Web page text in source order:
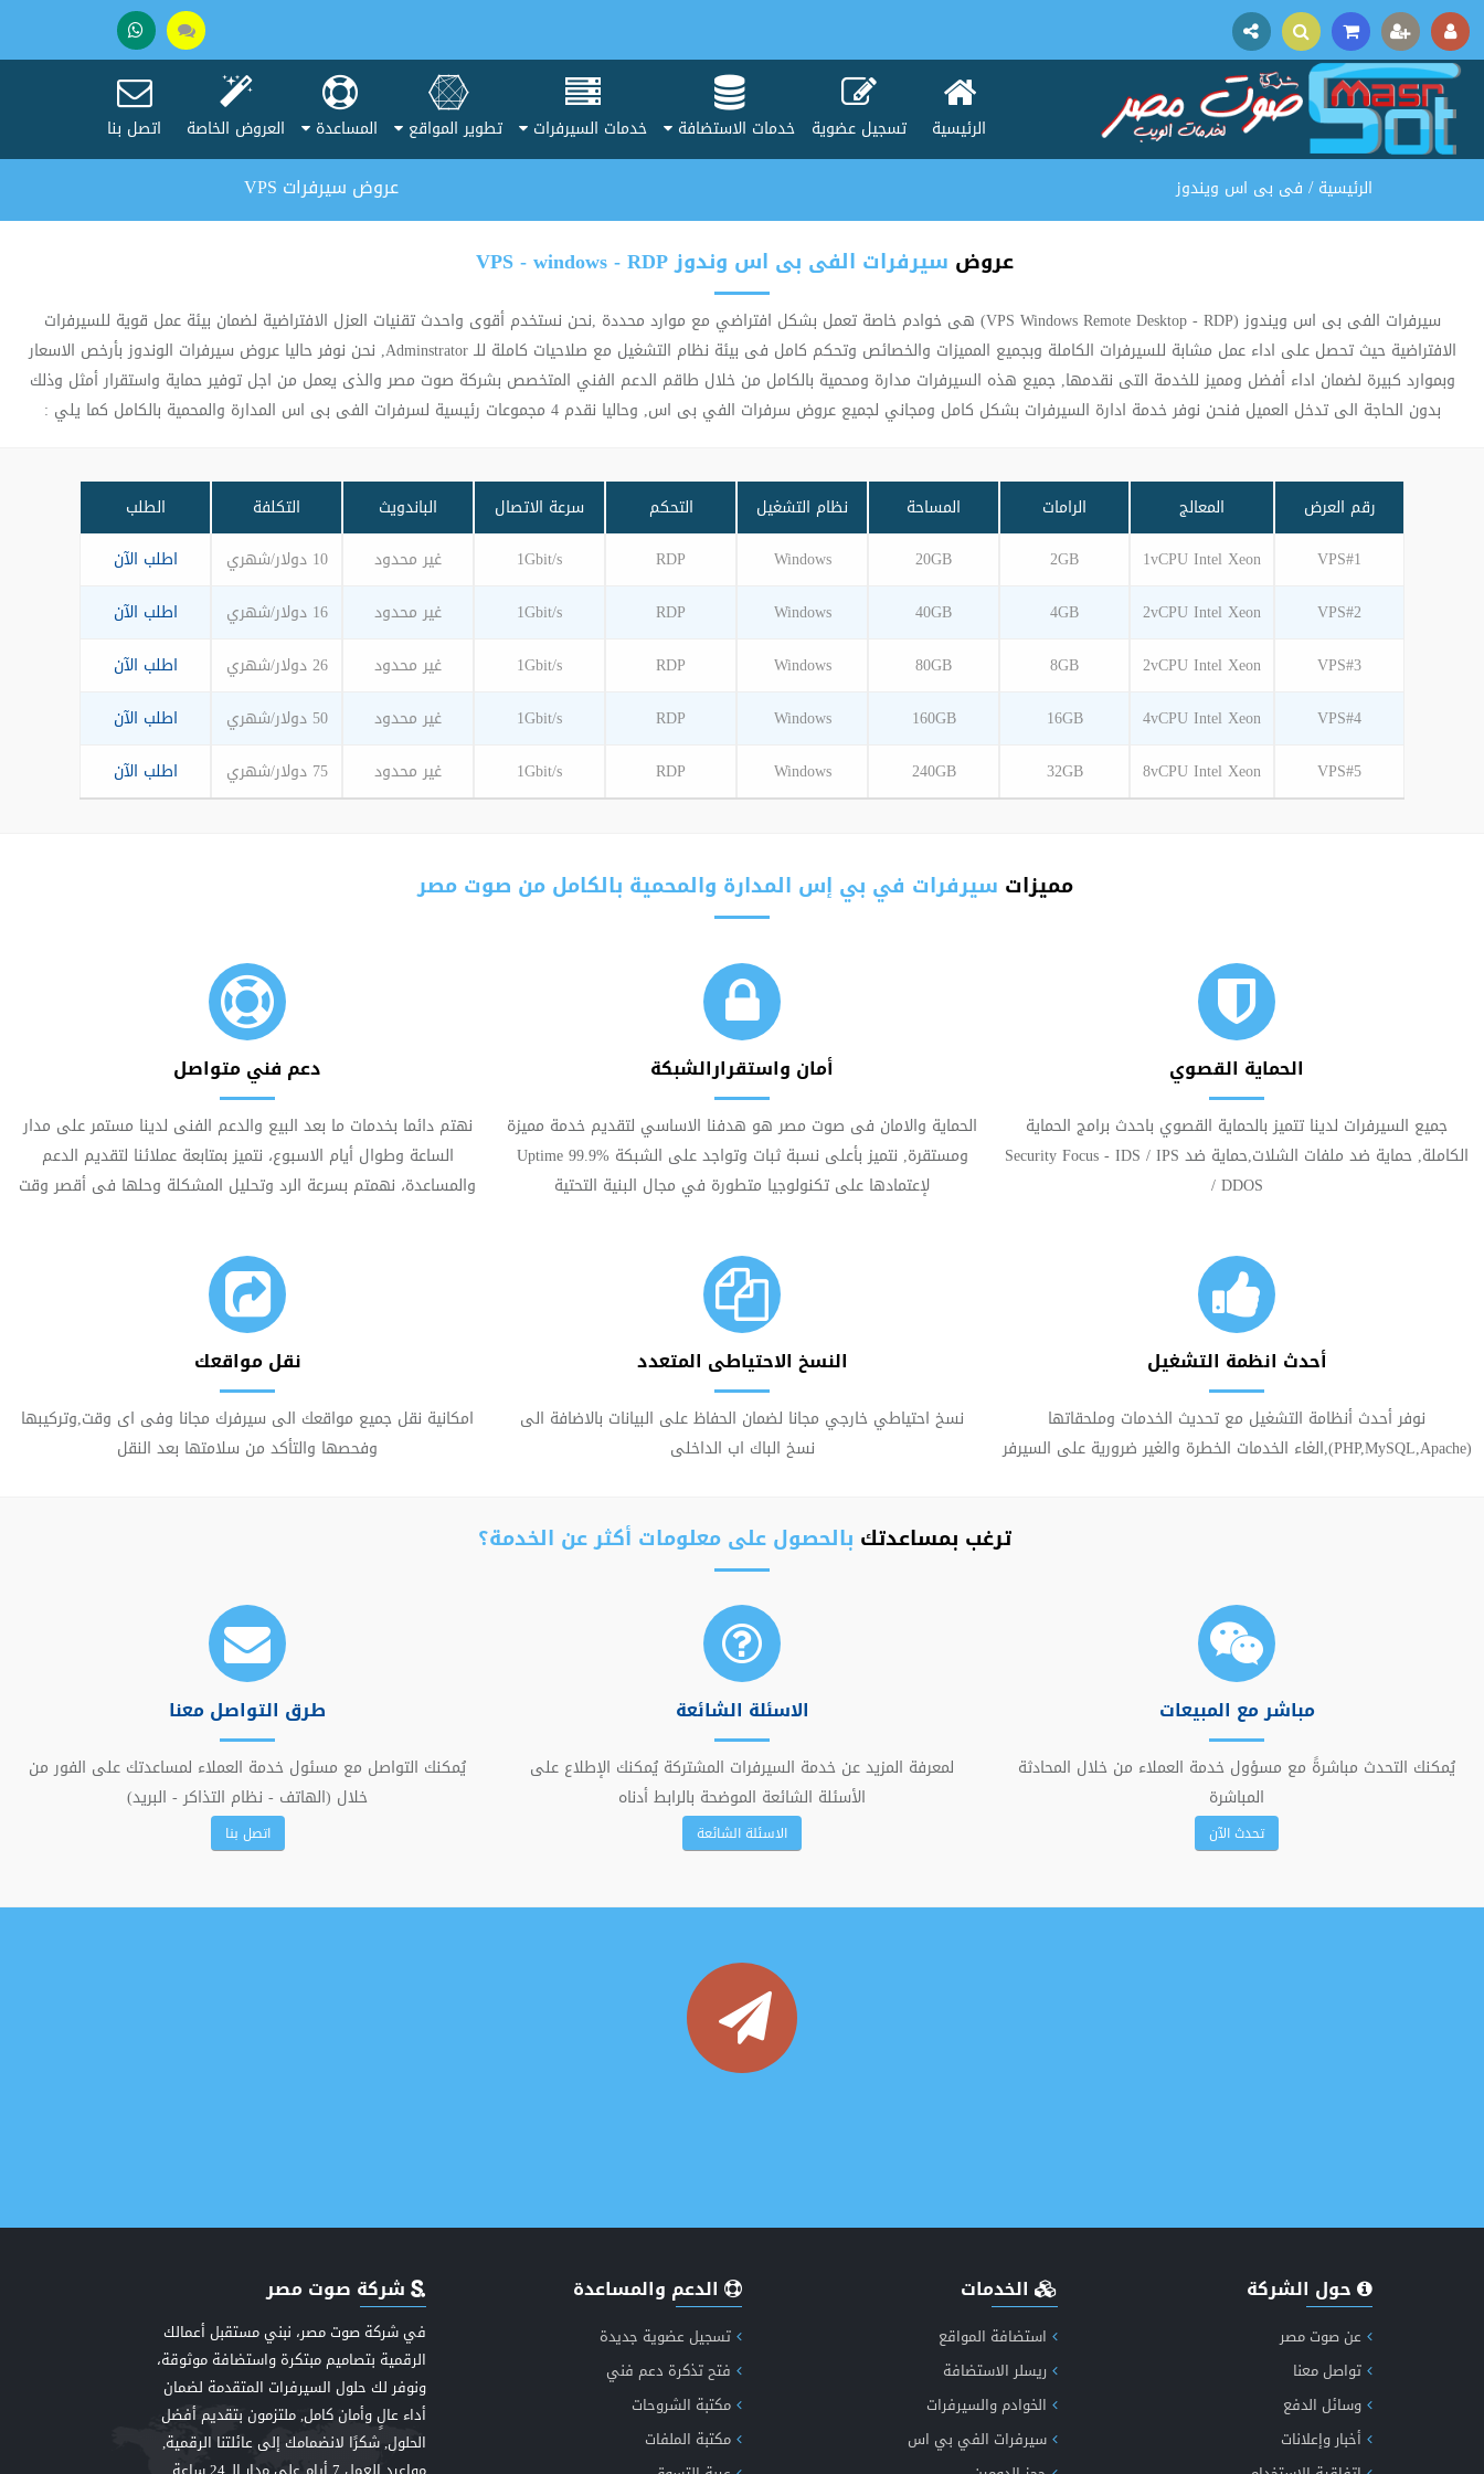
تحدث
مع
الرئيسية تسجيل عضوية خدمات الاستضافة خدمات السيرفرات تطوير المواقع المساعدة العروض الخاصة
اتصل بنا
الرئيسية/ فى بى اس ويندوز عروض سيرفرات VPS
عروض سيرفرات الفى بى اس وندوز VPS - windows - RDP
سيرفرات الفى بى اس ويندوز (VPS Windows Remote Desktop - RDP) هى خوادم خاصة تعمل بشكل افتراضي مع موارد محددة ,نحن نستخدم أقوى واحدث تقنيات العزل الافتراضية لضمان بيئة عمل قوية للسيرفرات
الافتراضية حيث تحصل على اداء عمل مشابة للسيرفرات الكاملة وبجميع المميزات والخصائص وتحكم كامل فى بيئة نظام التشغيل مع صلاحيات كاملة للـ Adminstrator, نحن نوفر حاليا عروض سيرفرات الوندوز بأرخص الاسعار
وبموارد كبيرة لضمان اداء أفضل ومميز للخدمة التى نقدمها, جميع هذه السيرفرات مدارة ومحمية بالكامل من خلال طاقم الدعم الفني المتخصص بشركة صوت مصر والذى يعمل من اجل توفير حماية واستقرار أمثل وذلك
بدون الحاجة الى تدخل العميل فنحن نوفر خدمة ادارة السيرفرات بشكل كامل ومجاني لجميع عروض سرفرات الفي بى اس, وحاليا نقدم 4 مجموعات رئيسية لسرفرات الفى بى اس المدارة والمحمية بالكامل كما يلي :
رقم العرض المعالج الرامات المساحة نظام التشغيل التحكم سرعة الاتصال الباندويث التكلفة
الطلب
VPS#1
1vCPU Intel Xeon
2GB
20GB
Windows
RDP
1Gbit/s غير محدود 10 دولار/شهري
اطلب الآن
VPS#2
2vCPU Intel Xeon
4GB
40GB
Windows
RDP
1Gbit/s غير محدود 16 دولار/شهري
اطلب الآن
VPS#3
2vCPU Intel Xeon
8GB
80GB
Windows
RDP
1Gbit/s غير محدود 26 دولار/شهري
اطلب الآن
VPS#4
4vCPU Intel Xeon
16GB
160GB
Windows
RDP
1Gbit/s غير محدود 50 دولار/شهري
اطلب الآن
VPS#5
8vCPU Intel Xeon
32GB
240GB
Windows
RDP
1Gbit/s غير محدود 75 دولار/شهري اطلب الآن
مميزات سيرفرات في بي إس المدارة والمحمية بالكامل من صوت مصر
الحماية القصوي
جميع السيرفرات لدينا تتميز بالحماية القصوي باحدث برامج الحماية
الكاملة, حماية ضد ملفات الشلات,حماية ضد Security Focus - IDS / IPS
/ DDOS
أمان واستقرارالشبكة
الحماية والامان فى صوت مصر هو هدفنا الاساسي لتقديم خدمة مميزة
ومستقرة, نتميز بأعلى نسبة ثبات وتواجد على الشبكة Uptime 99.9%
لإعتمادها على تكنولوجيا متطورة في مجال البنية التحتية
دعم فني متواصل
نهتم دائما بخدمات ما بعد البيع والدعم الفنى لدينا مستمر على مدار
الساعة وطوال أيام الاسبوع، نتميز بمتابعة عملائنا لتقديم الدعم
والمساعدة، نهمتم بسرعة الرد وتحليل المشكلة وحلها فى أقصر وقت
أحدث انظمة التشغيل
نوفر أحدث أنظامة التشغيل مع تحديث الخدمات وملحقاتها
(PHP,MySQL,Apache),الغاء الخدمات الخطرة والغير ضرورية على السيرفر
النسخ الاحتياطى المتعدد
نسخ احتياطي خارجي مجانا لضمان الحفاظ على البيانات بالاضافة الى
نسخ الباك اب الداخلى
نقل مواقعك
امكانية نقل جميع مواقعك الى سيرفرك مجانا وفى اى وقت,وتركيبها
وفحصها والتأكد من سلامتها بعد النقل
ترغب بمساعدتك بالحصول على معلومات أكثر عن الخدمة؟
مباشر مع المبيعات
يُمكنك التحدث مباشرةً مع مسؤول خدمة العملاء من خلال المحادثة
المباشرة
تحدث الآن
الاسئلة الشائعة
لمعرفة المزيد عن خدمة السيرفرات المشتركة يُمكنك الإطلاع على
الأسئلة الشائعة الموضحة بالرابط أدناه
الاسئلة الشائعة
طرق التواصل معنا
يُمكنك التواصل مع مسئول خدمة العملاء لمساعدتك على الفور من
خلال (الهاتف - نظام التذاكر - البريد)
اتصل بنا
إكتشف الان مميزات طفرة الاخباري الجيل الخامس دعم الذكاء الاصطناعي
حول الشركة
عن صوت مصر
تواصل معنا
وسائل الدفع
أخبار وإعلانات
الخدمات
استضافة المواقع
ريسلر الاستضافة
الخوادم والسيرفرات
سيرفرات الفي بي اس
الدعم والمساعدة
تسجيل عضوية جديدة
فتح تذكرة دعم فني
مكتبة الشروحات
مكتبة الملفات
شركة صوت مصر
في شركة صوت مصر، نبني مستقبل أعمالك
الرقمية بتصاميم مبتكرة واستضافة موثوقة،
ونوفر لك حلول السيرفرات المتقدمة لضمان
أداء عالٍ وأمان كامل, ملتزمون بتقديم أفضل
الحلول, شكرًا لانضمامك إلى عائلتنا الرقمية,